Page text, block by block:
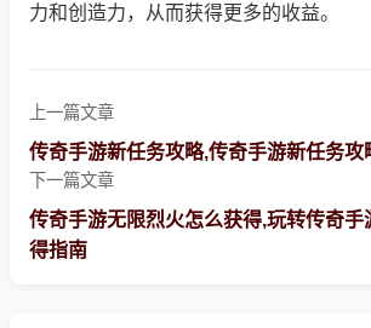
力和创造力，从而获得更多的收益。
上一篇文章
传奇手游新任务攻略,传奇手游新任务攻
下一篇文章
传奇手游无限烈火怎么获得,玩转传奇手
得指南